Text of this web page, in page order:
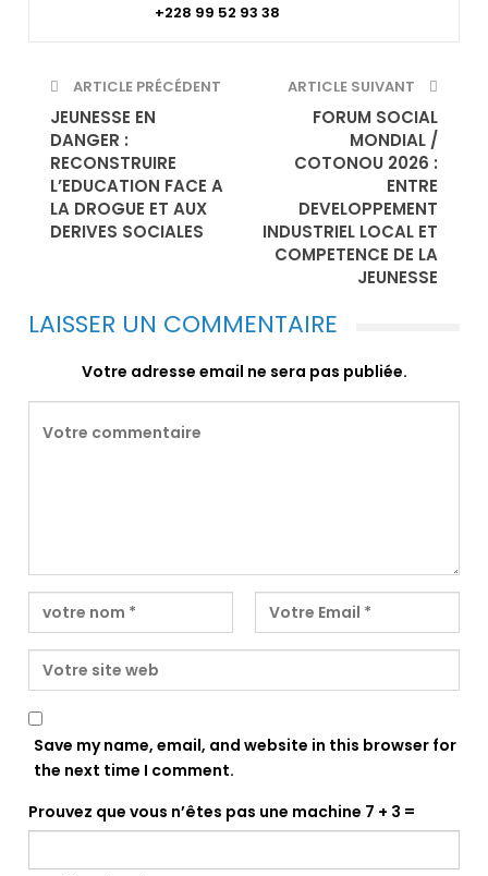
+228 99 52 93 38
ARTICLE PRÉCÉDENT
JEUNESSE EN
DANGER :
RECONSTRUIRE
L’EDUCATION FACE A
LA DROGUE ET AUX
DERIVES SOCIALES
ARTICLE SUIVANT
FORUM SOCIAL
MONDIAL /
COTONOU 2026 :
ENTRE
DEVELOPPEMENT
INDUSTRIEL LOCAL ET
COMPETENCE DE LA
JEUNESSE
LAISSER UN COMMENTAIRE
Votre adresse email ne sera pas publiée.
Save my name, email, and website in this browser for
the next time I comment.
Prouvez que vous n’êtes pas une machine 7 + 3 =